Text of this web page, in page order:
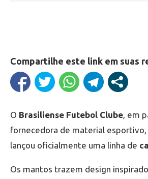
Compartilhe este link em suas
O Brasiliense Futebol Clube, em
fornecedora de material esportivo,
lançou oficialmente uma linha de
Os mantos trazem design